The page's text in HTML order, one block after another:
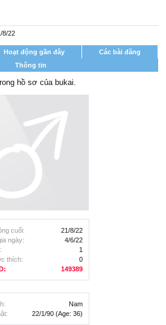
cuối:
21/8/22
ngày:
4/6/22
1
thích:
0
149389
Nam
22/1/90 (Age: 36)
8/22
Hoạt động gần đây
Các bài đăng
Thông tin
hồ sơ của bukai.